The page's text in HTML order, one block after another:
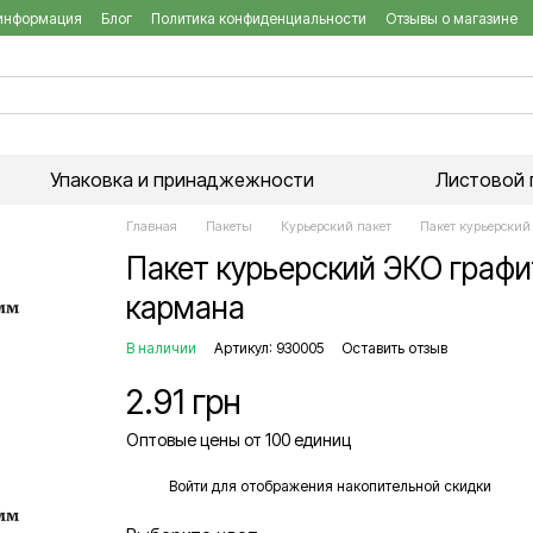
Блог Политика конфиденциальности
Отзывы о магазине
Упаковка и принаджежности Листовой
Главная Пакеты Курьерский пакет Пакет
Пакет курьерский ЭКО
кармана
В наличии Артикул: 930005 Оставить отзыв
2.91 грн
Оптовые цены от 100 единиц
Войти для отображения накопительной скидки